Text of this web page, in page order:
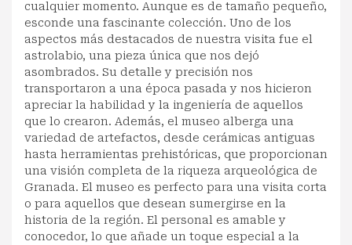
cualquier momento. Aunque es de tamaño pequeño,
esconde una fascinante colección. Uno de los
aspectos más destacados de nuestra visita fue el
astrolabio, una pieza única que nos dejó
asombrados. Su detalle y precisión nos
transportaron a una época pasada y nos hicieron
apreciar la habilidad y la ingeniería de aquellos
que lo crearon. Además, el museo alberga una
variedad de artefactos, desde cerámicas antiguas
hasta herramientas prehistóricas, que proporcionan
una visión completa de la riqueza arqueológica de
Granada. El museo es perfecto para una visita corta
o para aquellos que desean sumergirse en la
historia de la región. El personal es amable y
conocedor, lo que añade un toque especial a la